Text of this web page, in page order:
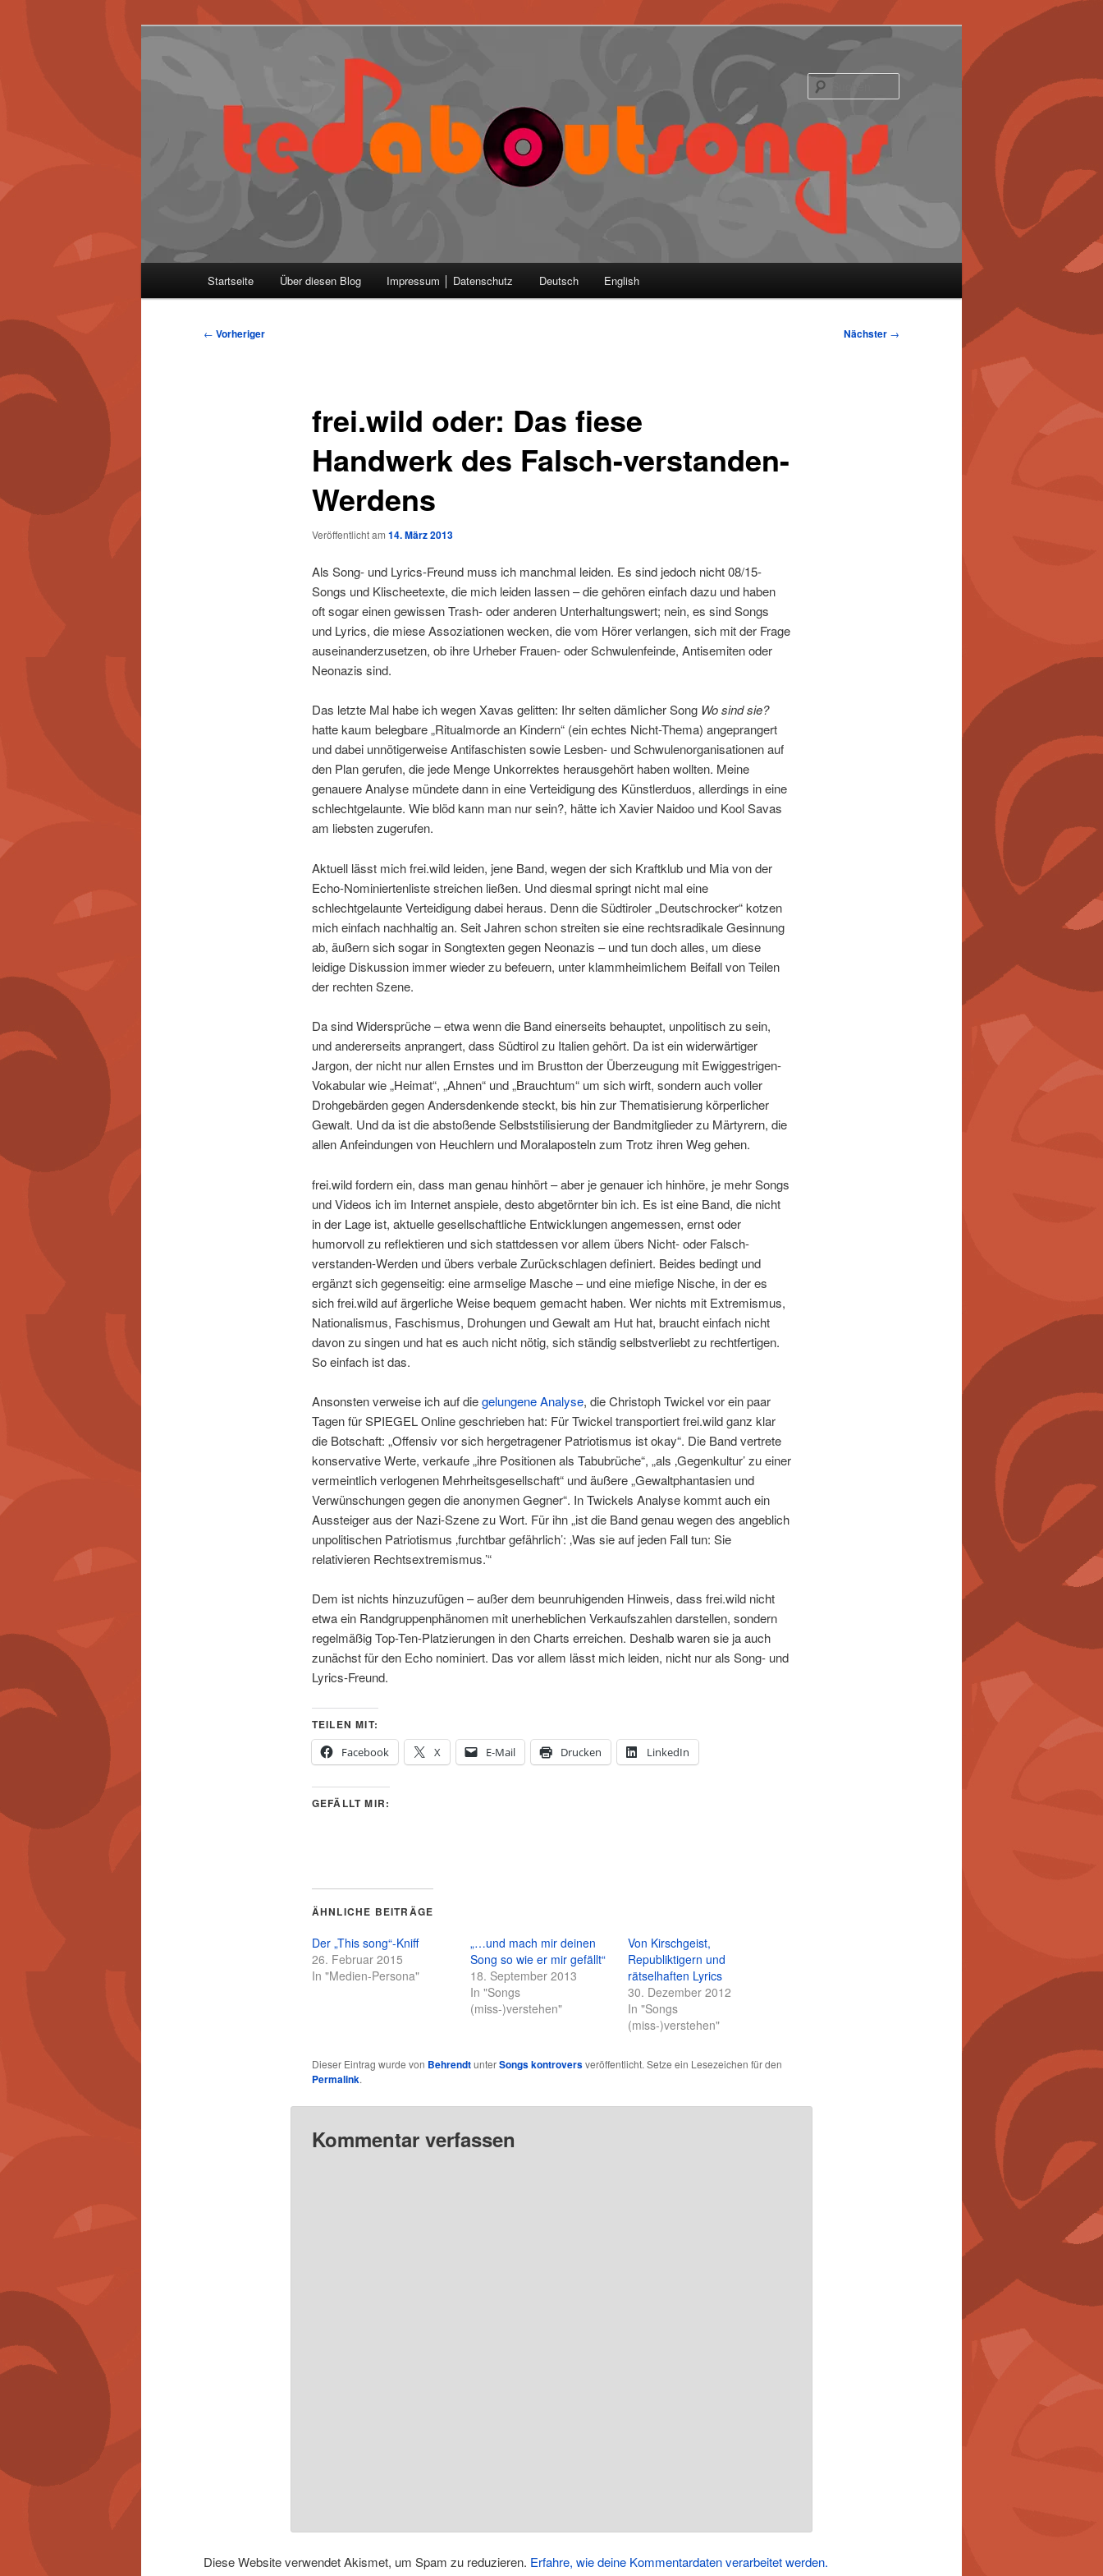
Startseite Über diesen Blog Impressum │ Datenschutz Deutsch English
Beitragsnavigation
← Vorheriger Nächster →
frei.wild oder: Das fiese
Handwerk des Falsch-verstanden-
Werdens
Veröffentlicht am 14. März 2013
Als Song- und Lyrics-Freund muss ich manchmal leiden. Es sind jedoch nicht 08/15-
Songs und Klischeetexte, die mich leiden lassen – die gehören einfach dazu und haben
oft sogar einen gewissen Trash- oder anderen Unterhaltungswert; nein, es sind Songs
und Lyrics, die miese Assoziationen wecken, die vom Hörer verlangen, sich mit der Frage
auseinanderzusetzen, ob ihre Urheber Frauen- oder Schwulenfeinde, Antisemiten oder
Neonazis sind.
Das letzte Mal habe ich wegen Xavas gelitten: Ihr selten dämlicher Song Wo sind sie?
hatte kaum belegbare „Ritualmorde an Kindern“ (ein echtes Nicht-Thema) angeprangert
und dabei unnötigerweise Antifaschisten sowie Lesben- und Schwulenorganisationen auf
den Plan gerufen, die jede Menge Unkorrektes herausgehört haben wollten. Meine
genauere Analyse mündete dann in eine Verteidigung des Künstlerduos, allerdings in eine
schlechtgelaunte. Wie blöd kann man nur sein?, hätte ich Xavier Naidoo und Kool Savas
am liebsten zugerufen.
Aktuell lässt mich frei.wild leiden, jene Band, wegen der sich Kraftklub und Mia von der
Echo-Nominiertenliste streichen ließen. Und diesmal springt nicht mal eine
schlechtgelaunte Verteidigung dabei heraus. Denn die Südtiroler „Deutschrocker“ kotzen
mich einfach nachhaltig an. Seit Jahren schon streiten sie eine rechtsradikale Gesinnung
ab, äußern sich sogar in Songtexten gegen Neonazis – und tun doch alles, um diese
leidige Diskussion immer wieder zu befeuern, unter klammheimlichem Beifall von Teilen
der rechten Szene.
Da sind Widersprüche – etwa wenn die Band einerseits behauptet, unpolitisch zu sein,
und andererseits anprangert, dass Südtirol zu Italien gehört. Da ist ein widerwärtiger
Jargon, der nicht nur allen Ernstes und im Brustton der Überzeugung mit Ewiggestrigen-
Vokabular wie „Heimat“, „Ahnen“ und „Brauchtum“ um sich wirft, sondern auch voller
Drohgebärden gegen Andersdenkende steckt, bis hin zur Thematisierung körperlicher
Gewalt. Und da ist die abstoßende Selbststilisierung der Bandmitglieder zu Märtyrern, die
allen Anfeindungen von Heuchlern und Moralaposteln zum Trotz ihren Weg gehen.
frei.wild fordern ein, dass man genau hinhört – aber je genauer ich hinhöre, je mehr Songs
und Videos ich im Internet anspiele, desto abgetörnter bin ich. Es ist eine Band, die nicht
in der Lage ist, aktuelle gesellschaftliche Entwicklungen angemessen, ernst oder
humorvoll zu reflektieren und sich stattdessen vor allem übers Nicht- oder Falsch-
verstanden-Werden und übers verbale Zurückschlagen definiert. Beides bedingt und
ergänzt sich gegenseitig: eine armselige Masche – und eine miefige Nische, in der es
sich frei.wild auf ärgerliche Weise bequem gemacht haben. Wer nichts mit Extremismus,
Nationalismus, Faschismus, Drohungen und Gewalt am Hut hat, braucht einfach nicht
davon zu singen und hat es auch nicht nötig, sich ständig selbstverliebt zu rechtfertigen.
So einfach ist das.
Ansonsten verweise ich auf diegelungene Analyse, die Christoph Twickel vor ein paar
Tagen für SPIEGEL Online geschrieben hat: Für Twickel transportiert frei.wild ganz klar
die Botschaft: „Offensiv vor sich hergetragener Patriotismus ist okay“. Die Band vertrete
konservative Werte, verkaufe „ihre Positionen als Tabubrüche“, „als ‚Gegenkultur’ zu einer
vermeintlich verlogenen Mehrheitsgesellschaft“ und äußere „Gewaltphantasien und
Verwünschungen gegen die anonymen Gegner“. In Twickels Analyse kommt auch ein
Aussteiger aus der Nazi-Szene zu Wort. Für ihn „ist die Band genau wegen des angeblich
unpolitischen Patriotismus ‚furchtbar gefährlich’: ‚Was sie auf jeden Fall tun: Sie
relativieren Rechtsextremismus.’“
Dem ist nichts hinzuzufügen – außer dem beunruhigenden Hinweis, dass frei.wild nicht
etwa ein Randgruppenphänomen mit unerheblichen Verkaufszahlen darstellen, sondern
regelmäßig Top-Ten-Platzierungen in den Charts erreichen. Deshalb waren sie ja auch
zunächst für den Echo nominiert. Das vor allem lässt mich leiden, nicht nur als Song- und
Lyrics-Freund.
TEILEN MIT:
Facebook
X E-Mail Drucken LinkedIn
GEFÄLLT MIR:
ÄHNLICHE BEITRÄGE
Der „This song“-Kniff
26. Februar 2015
In "Medien-Persona"
„…und mach mir deinen
Song so wie er mir gefällt“
18. September 2013
In "Songs
(miss-)verstehen"
Von Kirschgeist,
Republiktigern und
rätselhaften Lyrics
30. Dezember 2012
In "Songs
(miss-)verstehen"
Dieser Eintrag wurde von BehrendtunterSongs kontroversveröffentlicht. Setze ein Lesezeichen für den
Permalink.
Kommentar verfassen
Diese Website verwendet Akismet, um Spam zu reduzieren. Erfahre, wie deine Kommentardaten verarbeitet werden.